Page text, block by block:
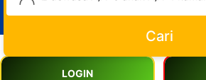
Cari
LOGIN